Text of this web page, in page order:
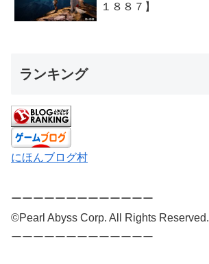
１８８７】
ランキング
にほんブログ村
ーーーーーーーーーーーーー
©Pearl Abyss Corp. All Rights Reserved.
ーーーーーーーーーーーーー